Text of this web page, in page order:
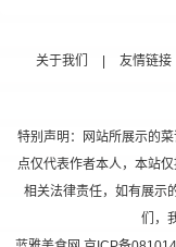
关于我们 友情链接
特别声明：网站所展示的
点仅代表作者本人，本站
相关法律责任，如有展示
们，